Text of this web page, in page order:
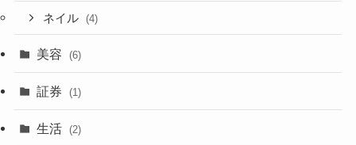
ネイル (4)
美容 (6)
証券 (1)
生活 (2)